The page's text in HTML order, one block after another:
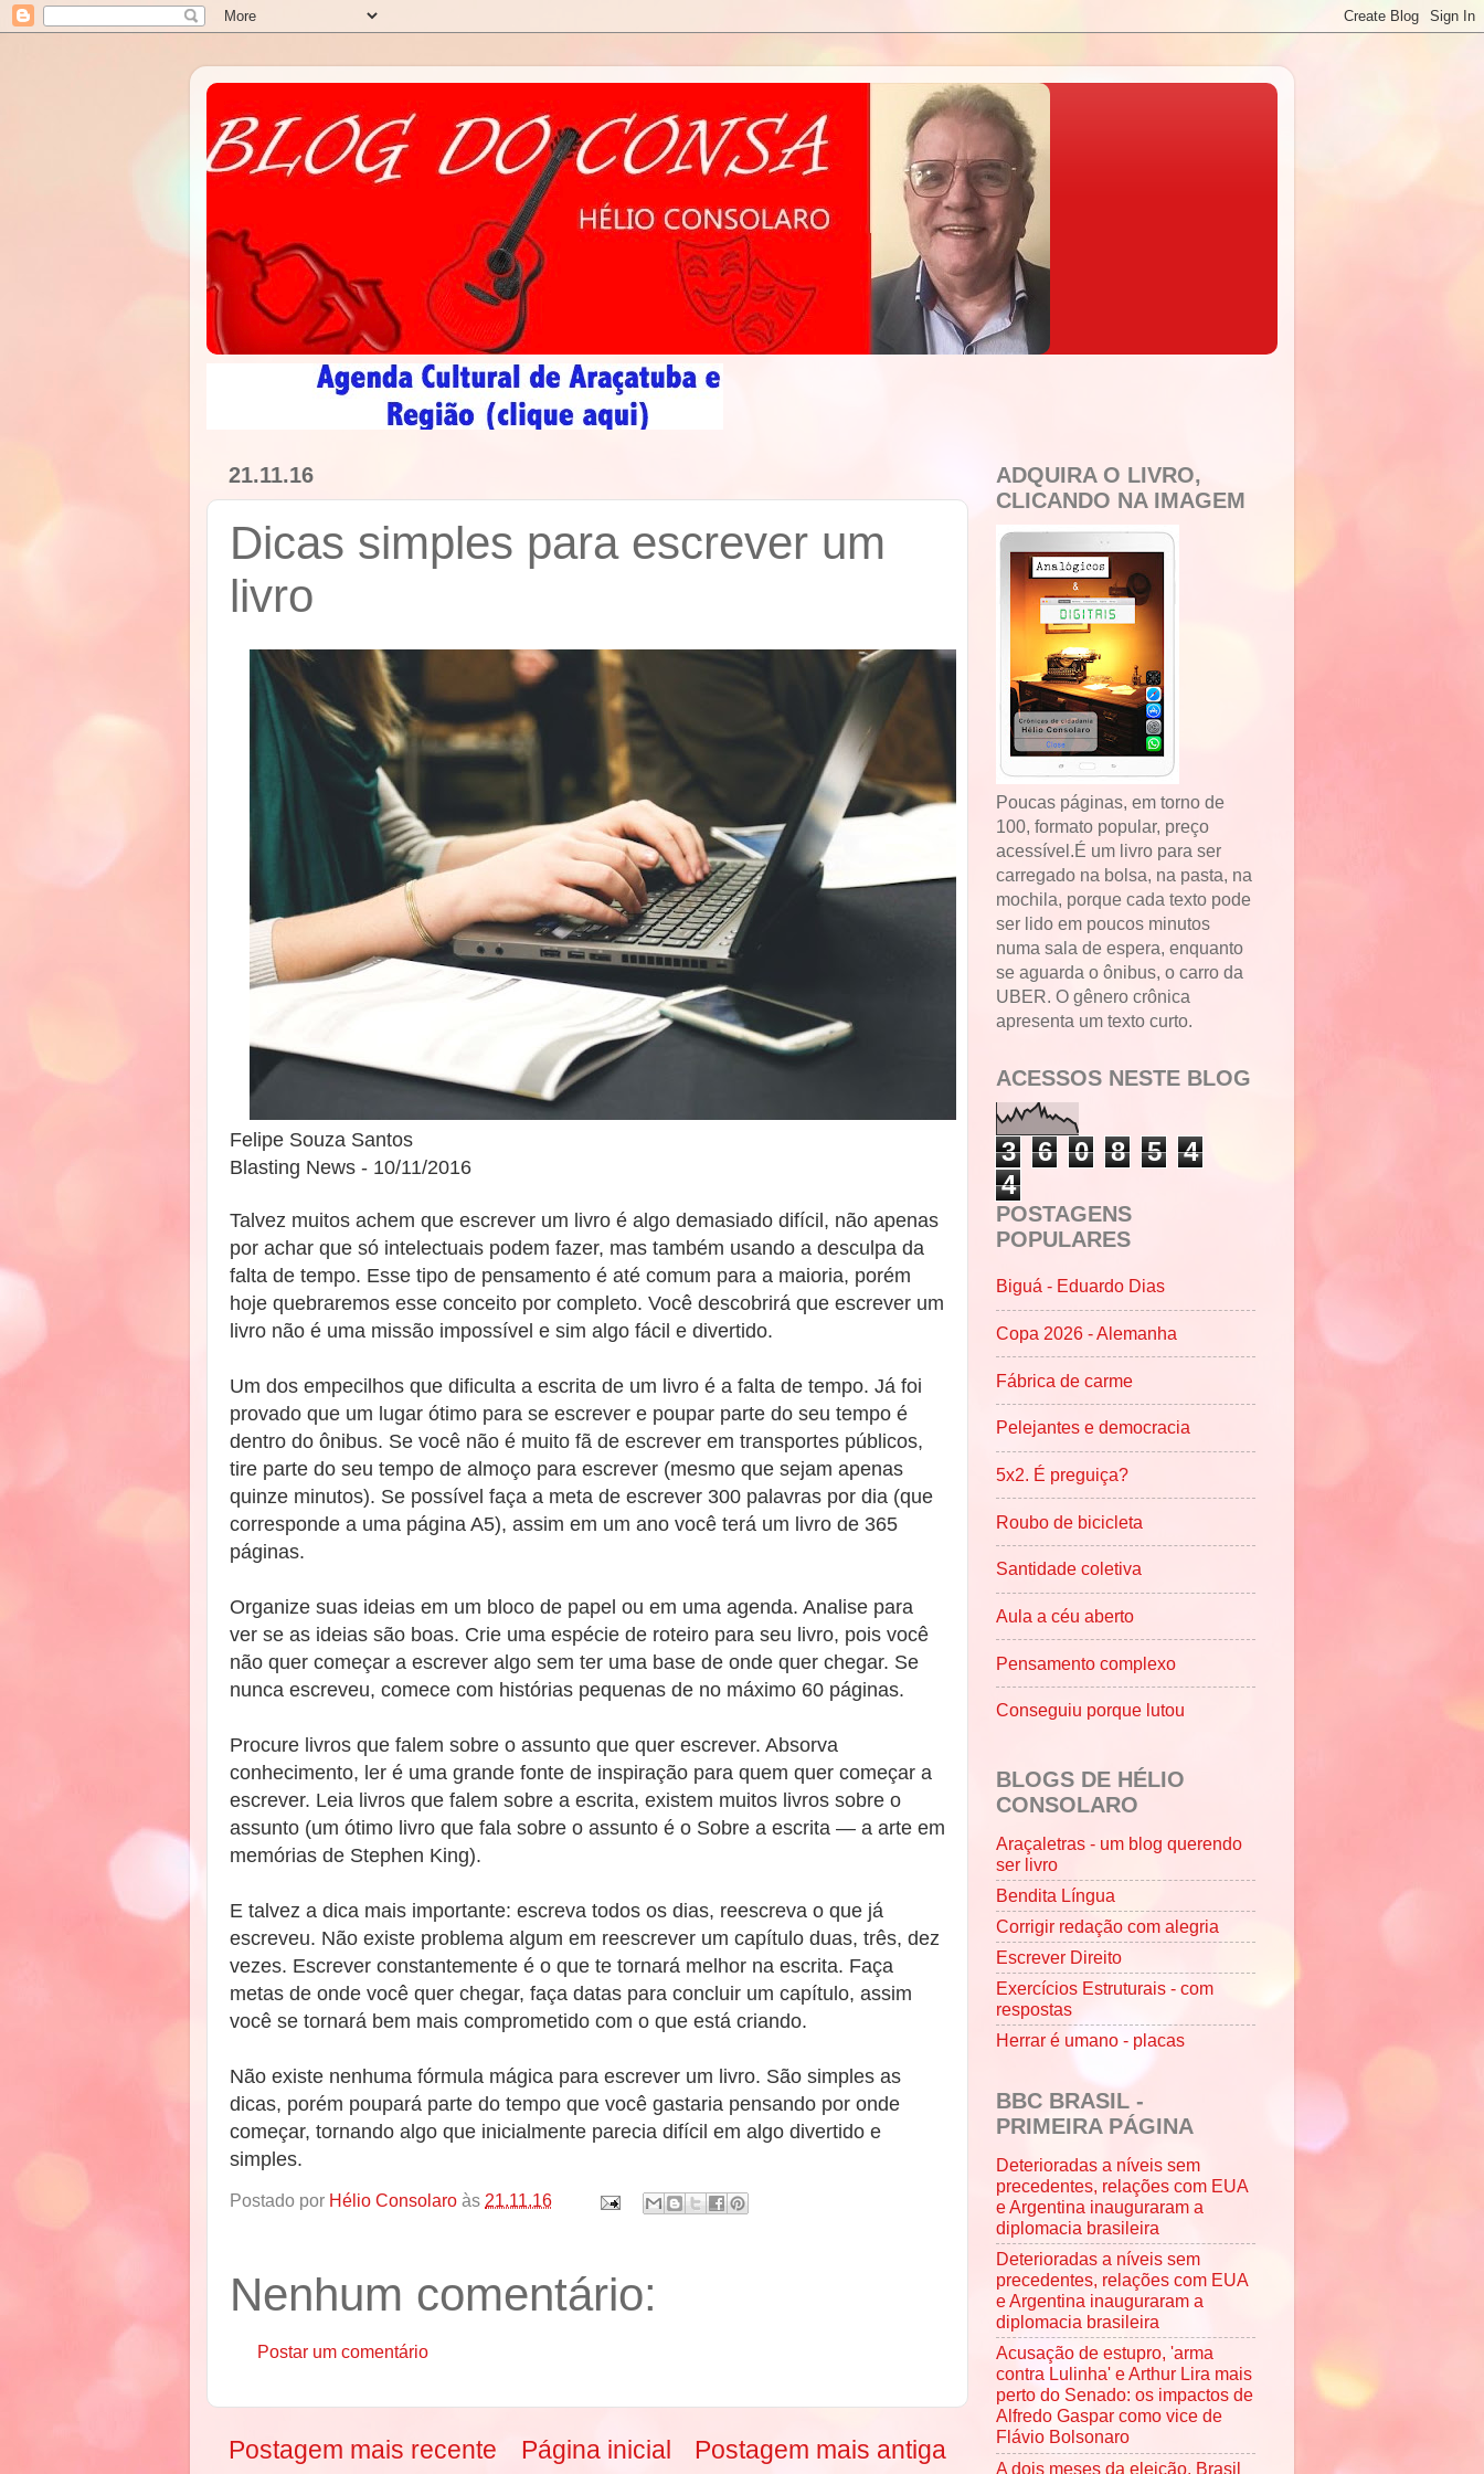
21.11.16
Dicas simples para escrever um
livro
Felipe Souza Santos
Blasting News - 10/11/2016
Talvez muitos achem que escrever um livro é algo demasiado difícil, não apenas
por achar que só intelectuais podem fazer, mas também usando a desculpa da
falta de tempo. Esse tipo de pensamento é até comum para a maioria, porém
hoje quebraremos esse conceito por completo. Você descobrirá que escrever um
livro não é uma missão impossível e sim algo fácil e divertido.
Um dos empecilhos que dificulta a escrita de um livro é a falta de tempo. Já foi
provado que um lugar ótimo para se escrever e poupar parte do seu tempo é
dentro do ônibus. Se você não é muito fã de escrever em transportes públicos,
tire parte do seu tempo de almoço para escrever (mesmo que sejam apenas
quinze minutos). Se possível faça a meta de escrever 300 palavras por dia (que
corresponde a uma página A5), assim em um ano você terá um livro de 365
páginas.
Organize suas ideias em um bloco de papel ou em uma agenda. Analise para
ver se as ideias são boas. Crie uma espécie de roteiro para seu livro, pois você
não quer começar a escrever algo sem ter uma base de onde quer chegar. Se
nunca escreveu, comece com histórias pequenas de no máximo 60 páginas.
Procure livros que falem sobre o assunto que quer escrever. Absorva
conhecimento, ler é uma grande fonte de inspiração para quem quer começar a
escrever. Leia livros que falem sobre a escrita, existem muitos livros sobre o
assunto (um ótimo livro que fala sobre o assunto é o Sobre a escrita — a arte em
memórias de Stephen King).
E talvez a dica mais importante: escreva todos os dias, reescreva o que já
escreveu. Não existe problema algum em reescrever um capítulo duas, três, dez
vezes. Escrever constantemente é o que te tornará melhor na escrita. Faça
metas de onde você quer chegar, faça datas para concluir um capítulo, assim
você se tornará bem mais comprometido com o que está criando.
Não existe nenhuma fórmula mágica para escrever um livro. São simples as
dicas, porém poupará parte do tempo que você gastaria pensando por onde
começar, tornando algo que inicialmente parecia difícil em algo divertido e
simples.
Postado por Hélio Consolaro às 21.11.16
Nenhum comentário:
Postar um comentário
Postagem mais recente Postagem mais antiga
Página inicial
ADQUIRA O LIVRO,
CLICANDO NA IMAGEM
Poucas páginas, em torno de
100, formato popular, preço
acessível.É um livro para ser
carregado na bolsa, na pasta, na
mochila, porque cada texto pode
ser lido em poucos minutos
numa sala de espera, enquanto
se aguarda o ônibus, o carro da
UBER. O gênero crônica
apresenta um texto curto.
ACESSOS NESTE BLOG
3 6 0 8 5
4
4
POSTAGENS
POPULARES
Biguá - Eduardo Dias
Copa 2026 - Alemanha
Fábrica de carme
Pelejantes e democracia
5x2. É preguiça?
Roubo de bicicleta
Santidade coletiva
Aula a céu aberto
Pensamento complexo
Conseguiu porque lutou
BLOGS DE HÉLIO
CONSOLARO
Araçaletras - um blog querendo
ser livro
Bendita Língua
Corrigir redação com alegria
Escrever Direito
Exercícios Estruturais - com
respostas
Herrar é umano - placas
BBC BRASIL -
PRIMEIRA PÁGINA
Deterioradas a níveis sem
precedentes, relações com EUA
e Argentina inauguraram a
diplomacia brasileira
Deterioradas a níveis sem
precedentes, relações com EUA
e Argentina inauguraram a
diplomacia brasileira
Acusação de estupro, 'arma
contra Lulinha' e Arthur Lira mais
perto do Senado: os impactos de
Alfredo Gaspar como vice de
Flávio Bolsonaro
A dois meses da eleição, Brasil